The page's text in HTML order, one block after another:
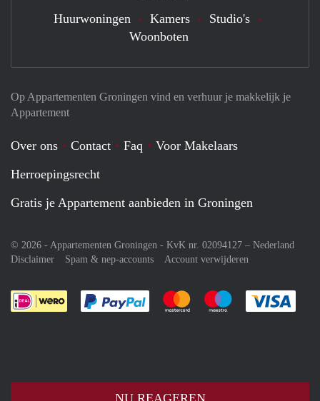
NU REAGEREN
Op Appartementen Groningen vind en verhuur je makkelijk je
Appartement
Over ons Contact Faq
Voor Makelaars
Herroepingsrecht
Gratis je Appartement aanbieden in Groningen
© 2026 - Appartementen Groningen - KvK nr. 02094127 – Nederland
Disclaimer
Spam & nep-accounts Account verwijderen
Je rekent gemakkelijk af met Paypal
Je rekent gemakkelijk af met
Je rekent
Huurwoningen Kamers
Studio's
Woonboten